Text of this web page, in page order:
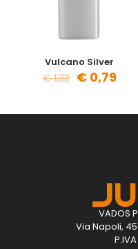
Vulcano Silver
€1,32 €0,79
VADOS
Via Napoli,